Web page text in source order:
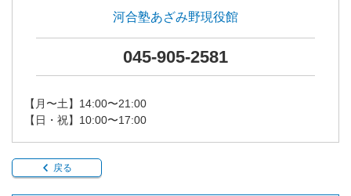
河合塾あざみ野現役館
045-905-2581
【月〜土】14:00〜21:00
【日・祝】10:00〜17:00
戻る